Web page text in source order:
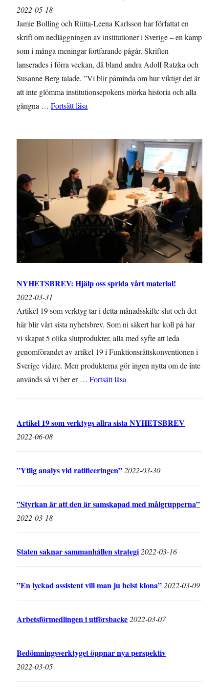
2022-05-18
Jamie Bolling och Riitta-Leena Karlsson har författat en
skrift om nedläggningen av institutioner i Sverige – en kamp
som i många meningar fortfarande pågår. Skriften
lanserades i förra veckan, då bland andra Adolf Ratzka och
Susanne Berg talade. ”Vi blir påminda om hur viktigt det är
att inte glömma institutionsepokens mörka historia och alla
gångna …Fortsätt läsa
NYHETSBREV: Hjälp oss sprida vårt material!
2022-03-31
Artikel 19 som verktyg tar i detta månadsskifte slut och det
här blir vårt sista nyhetsbrev. Som ni säkert har koll på har
vi skapat 5 olika slutprodukter, alla med syfte att leda
genomförandet av artikel 19 i Funktionsrättskonventionen i
Sverige vidare. Men produkterna gör ingen nytta om de inte
används så vi ber er …Fortsätt läsa
Artikel 19 som verktygs allra sista NYHETSBREV
2022-06-08
”Ytlig analys vid ratificeringen” 2022-03-30
”Styrkan är att den är samskapad med målgrupperna”
2022-03-18
Staten saknar sammanhållen strategi 2022-03-16
”En lyckad assistent vill man ju helst klona” 2022-03-09
Arbetsförmedlingen i utförsbacke 2022-03-07
Bedömningsverktyget öppnar nya perspektiv
2022-03-05